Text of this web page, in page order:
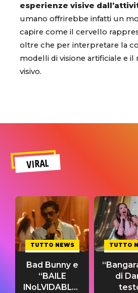
esperienze visive
umano offrirebbe infatti un
capire come il cervello
oltre che per interpretare la
modelli di visione artificiale e il
visivo.
VIRAL
TUTTO NEWS
Bad Bunny e
“BAILE
INoLVIDABLE”:
TUTTO
di